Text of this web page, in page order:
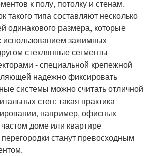
к полу, потолку и стенам.
такого типа составляют несколько
одинакового размера, которые
использованием зажимных
стеклянные сегменты
- специальной крепежной
надежно фиксировать
системы можно считать отличной
стен: такая практика
например, офисных
доме или квартире
станут превосходным